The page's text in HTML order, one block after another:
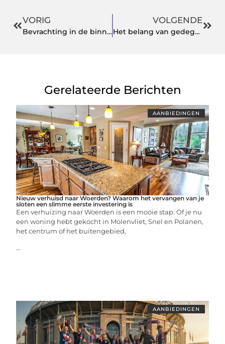
VORIG
Bevrachting in de binnenscheepvaart voeren ze snel en efficiënt uit
VOLGENDE
Het belang van gedegen camperonderhoud
Gerelateerde Berichten
AANBIEDINGEN
Nieuw verhuisd naar Woerden? Waarom het vervangen van je
sloten een slimme eerste investering is
Een verhuizing naar Woerden is een mooie stap. Of je nu
een woning hebt gekocht in Molenvliet, Snel en Polanen,
het centrum of het buitengebied,
...
AANBIEDINGEN